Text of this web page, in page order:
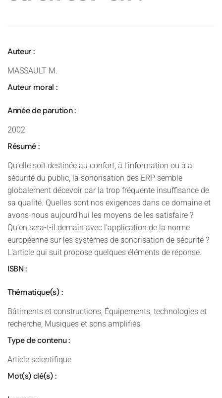
Auteur :
MASSAULT M.
Auteur moral :
Année de parution :
2002
Résumé :
Qu’elle soit destinée au confort, à l’information ou à a
sécurité du public, la sonorisation des ERP semble
globalement décevoir par la trop fréquente insuffisance de
sa qualité. Quelles sont nos exigences dans ce domaine et
avons-nous aujourd’hui les moyens de les satisfaire ?
Qu’en sera-t-il demain avec l’application de la norme
européenne sur les systèmes de sonorisation de sécurité ?
L’article qui suit propose quelques éléments de réponse.
ISBN :
Thématique(s) :
Bâtiments et constructions, Équipements, technologies et
recherche, Musiques et sons amplifiés
Type de contenu :
Article scientifique
Mot(s) clé(s) :